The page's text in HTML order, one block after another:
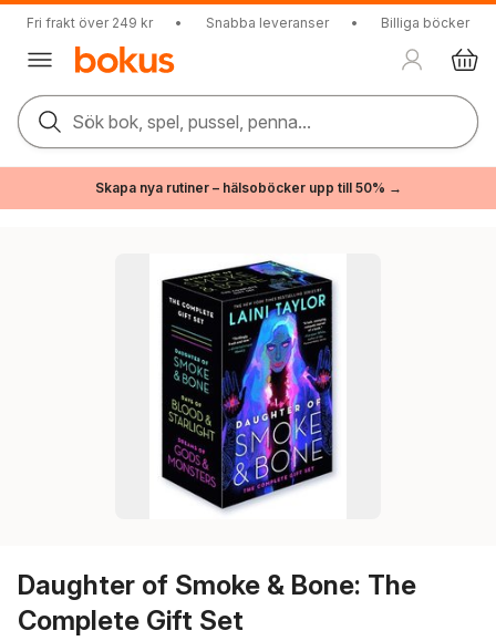
Fri frakt över 249 kr • Snabba leveranser • Billiga böcker
Sök bok, spel, pussel, penna...
Skapa nya rutiner – hälsoböcker upp till 50% →
Daughter of Smoke & Bone: The
Complete Gift Set